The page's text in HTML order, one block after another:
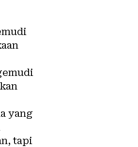
yang
tapi